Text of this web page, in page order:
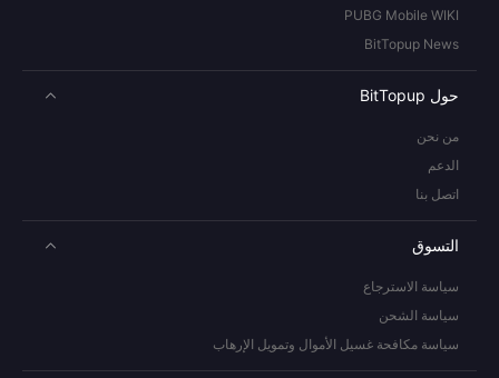
PUBG Mobile WIKI
BitTopup News
حول BitTopup
من نحن
الدعم
اتصل بنا
التسوق
سياسة الاسترجاع
سياسة الشحن
سياسة مكافحة غسيل الأموال وتمويل الإرهاب